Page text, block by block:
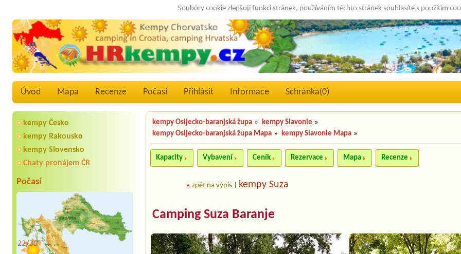
Soubory cookie zlepšují funkci stránek, používáním těchto stránek souhlasíte s použitím
Úvod Mapa Recenze Počasí Přihlásit Informace Schránka(0)
kempy Česko
kempy Rakousko
kempy Slovensko
Chaty pronájem ČR
Počasí
kempy Osijecko-baranjská župa » kempy Slavonie »
kempy Osijecko-baranjská župa Mapa » kempy Slavonie Mapa »
Kapacity Vybavení Ceník Rezervace Mapa Recenze
«zpět na výpis kempy Suza
Camping Suza Baranje